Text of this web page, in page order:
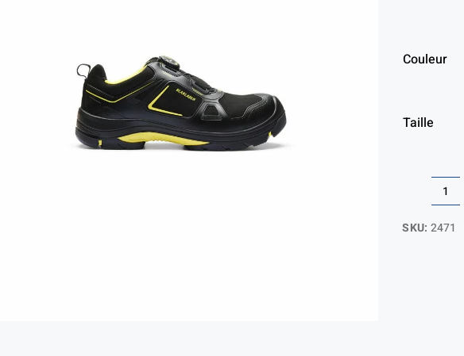
Couleur
Taille
de
SKU: 2471